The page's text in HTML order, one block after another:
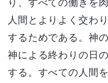
人間とよりよく交わ
するためである。神
神による終わりの日
する。すべての人間